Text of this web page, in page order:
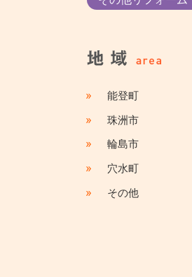
» 能登町
» 珠洲市
» 輪島市
» 穴水町
» その他